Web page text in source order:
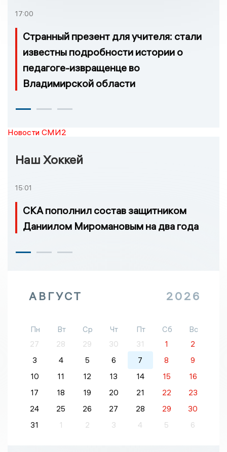
17:00
Странный презент для учителя: стали
известны подробности истории о
педагоге-извращенце во
Владимирской области
Новости СМИ2
Наш Хоккей
15:01
СКА пополнил состав защитником
Даниилом Миромановым на два года
АВГУСТ 2026
Пн Вт Ср Чт Пт Сб
Вс
27
28 29 30 31 1
2
3
4 5 6 7 8
9
10
11 12 13 14 15
16
17
18 19 20 21 22
23
24
25 26 27 28 29
30
31
1 2 3 4 5 6